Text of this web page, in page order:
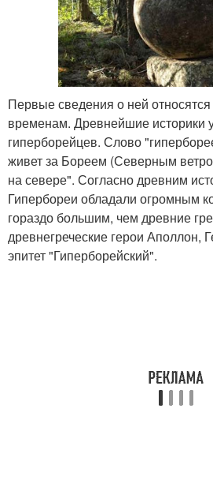
Первые сведения о ней
временам. Древнейшие историки
гиперборейцев. Слово
живет за Бореем (Северным
на севере". Согласно древним
Гипербореи обладали огромным
гораздо большим, чем древние
древнегреческие герои Аполлон,
эпитет "Гиперборейский".